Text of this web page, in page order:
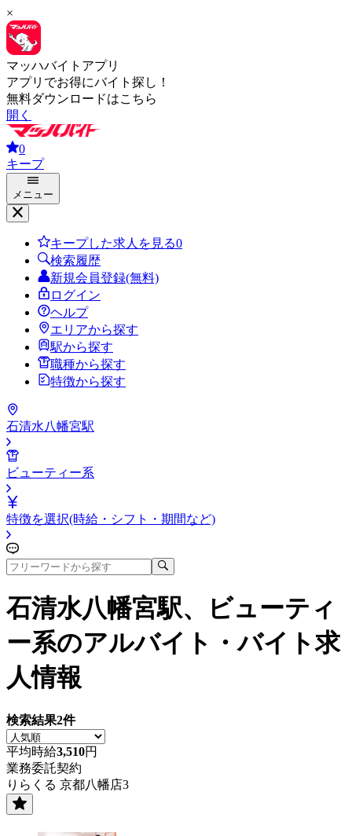
×
マッハバイトアプリ
アプリでお得にバイト探し！
無料ダウンロードはこちら
開く
0
キープ
メニュー
キープした求人を見る0
検索履歴
新規会員登録(無料)
ログイン
ヘルプ
エリアから探す
駅から探す
職種から探す
特徴から探す
石清水八幡宮駅
ビューティー系
特徴を選択(時給・シフト・期間など)
石清水八幡宮駅、ビューティ
ー系のアルバイト・バイト求
人情報
検索結果2件
平均時給3,510円
業務委託契約
りらくる 京都八幡店3